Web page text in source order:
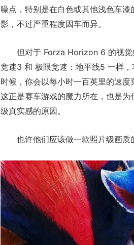
噪点，特别是在白色或其他浅色车
影，不过严重程度因车而异。
但对于 Forza Horizon 6 的视觉
竞速3 和 极限竞速：地平线5 一样
时候，你会以每小时一百英里的速度
这正是赛车游戏的魔力所在，也是
级真实感的原因。
也许他们应该做一款照片级画质